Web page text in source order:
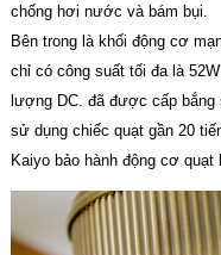
chống hơi nước và bám bụi.
Bên trong là khối động cơ
chỉ có công suất tối đa là
lượng DC. đã được cấp bắng
sử dụng chiếc quạt gần 20
Kaiyo bảo hành động cơ quạt